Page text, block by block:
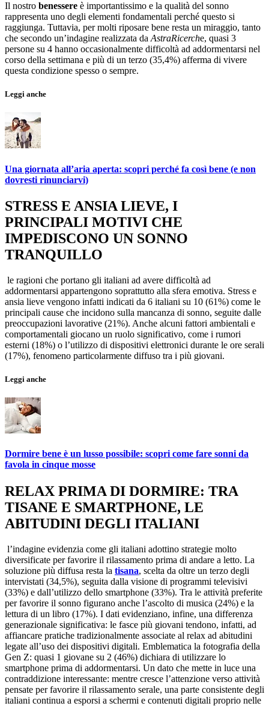
Il nostro benessere è importantissimo e la qualità del sonno
rappresenta uno degli elementi fondamentali perché questo si
raggiunga. Tuttavia, per molti riposare bene resta un miraggio, tanto
che secondo un’indagine realizzata da AstraRicerche, quasi 3
persone su 4 hanno occasionalmente difficoltà ad addormentarsi nel
corso della settimana e più di un terzo (35,4%) afferma di vivere
questa condizione spesso o sempre.
Leggi anche
Una giornata all’aria aperta: scopri perché fa così bene (e non
dovresti rinunciarvi)
STRESS E ANSIA LIEVE, I
PRINCIPALI MOTIVI CHE
IMPEDISCONO UN SONNO
TRANQUILLO
le ragioni che portano gli italiani ad avere difficoltà ad
addormentarsi appartengono soprattutto alla sfera emotiva. Stress e
ansia lieve vengono infatti indicati da 6 italiani su 10 (61%) come le
principali cause che incidono sulla mancanza di sonno, seguite dalle
preoccupazioni lavorative (21%). Anche alcuni fattori ambientali e
comportamentali giocano un ruolo significativo, come i rumori
esterni (18%) o l’utilizzo di dispositivi elettronici durante le ore serali
(17%), fenomeno particolarmente diffuso tra i più giovani.
Leggi anche
Dormire bene è un lusso possibile: scopri come fare sonni da
favola in cinque mosse
RELAX PRIMA DI DORMIRE: TRA
TISANE E SMARTPHONE, LE
ABITUDINI DEGLI ITALIANI
l’indagine evidenzia come gli italiani adottino strategie molto
diversificate per favorire il rilassamento prima di andare a letto. La
soluzione più diffusa resta la tisana, scelta da oltre un terzo degli
intervistati (34,5%), seguita dalla visione di programmi televisivi
(33%) e dall’utilizzo dello smartphone (33%). Tra le attività preferite
per favorire il sonno figurano anche l’ascolto di musica (24%) e la
lettura di un libro (17%). I dati evidenziano, infine, una differenza
generazionale significativa: le fasce più giovani tendono, infatti, ad
affiancare pratiche tradizionalmente associate al relax ad abitudini
legate all’uso dei dispositivi digitali. Emblematica la fotografia della
Gen Z: quasi 1 giovane su 2 (46%) dichiara di utilizzare lo
smartphone prima di addormentarsi. Un dato che mette in luce una
contraddizione interessante: mentre cresce l’attenzione verso attività
pensate per favorire il rilassamento serale, una parte consistente degli
italiani continua a esporsi a schermi e contenuti digitali proprio nelle